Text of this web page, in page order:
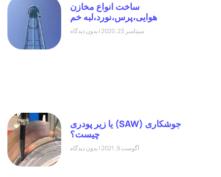
ساخت انواع مخازن
هوایی،پرس،نورد،لبه خم
سپتامبر 23, 2020 بدون دیدگاه
جوشکاری (SAW) یا زیر پودری
چیست؟
آگوست 9, 2021 بدون دیدگاه